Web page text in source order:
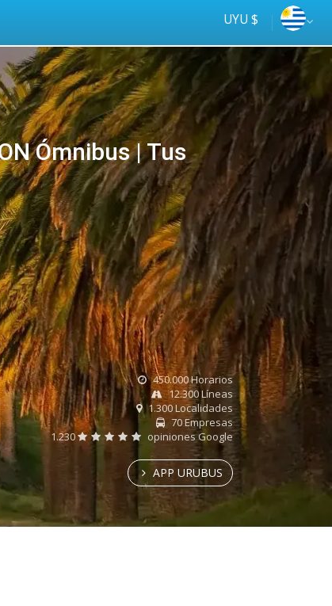
UYU $
Ómnibus | Tus
online
Tus
ómnibus
450.000 Horarios
12.300 Líneas
1.300 Localidades
70 Empresas
1.230
opiniones Google
APP URUBUS